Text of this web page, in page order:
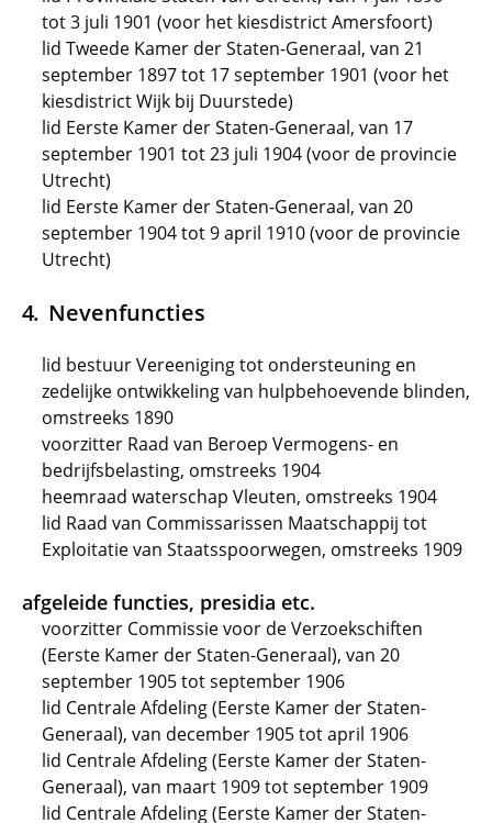
tot 3 juli 1901 (voor het kiesdistrict Amersfoort)
lid Tweede Kamer der Staten-Generaal, van 21
september 1897 tot 17 september 1901 (voor het
kiesdistrict Wijk bij Duurstede)
lid Eerste Kamer der Staten-Generaal, van 17
september 1901 tot 23 juli 1904 (voor de provincie
Utrecht)
lid Eerste Kamer der Staten-Generaal, van 20
september 1904 tot 9 april 1910 (voor de provincie
Utrecht)
Nevenfuncties
lid bestuur Vereeniging tot ondersteuning en
zedelijke ontwikkeling van hulpbehoevende blinden,
omstreeks 1890
voorzitter Raad van Beroep Vermogens- en
bedrijfsbelasting, omstreeks 1904
heemraad waterschap Vleuten, omstreeks 1904
lid Raad van Commissarissen Maatschappij tot
Exploitatie van Staatsspoorwegen, omstreeks 1909
afgeleide functies, presidia etc.
voorzitter Commissie voor de Verzoekschiften
(Eerste Kamer der Staten-Generaal), van 20
september 1905 tot september 1906
lid Centrale Afdeling (Eerste Kamer der Staten-
Generaal), van december 1905 tot april 1906
lid Centrale Afdeling (Eerste Kamer der Staten-
Generaal), van maart 1909 tot september 1909
lid Centrale Afdeling (Eerste Kamer der Staten-